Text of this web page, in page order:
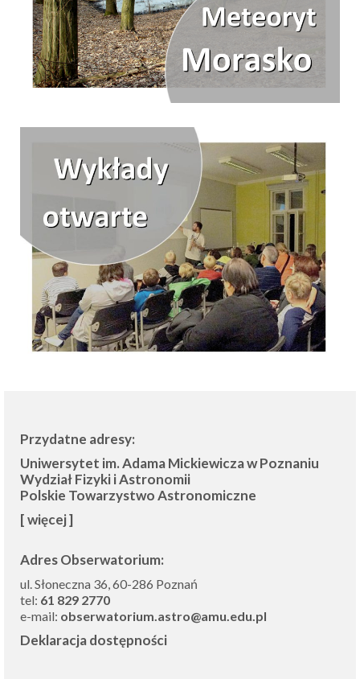
Przydatne adresy:
Uniwersytet im. Adama Mickiewicza w Poznaniu
Wydział Fizyki i Astronomii
Polskie Towarzystwo Astronomiczne
[ więcej ]
Adres Obserwatorium:
ul. Słoneczna 36, 60-286 Poznań
tel: 61 829 2770
e-mail: obserwatorium.astro@amu.edu.pl
Deklaracja dostępności